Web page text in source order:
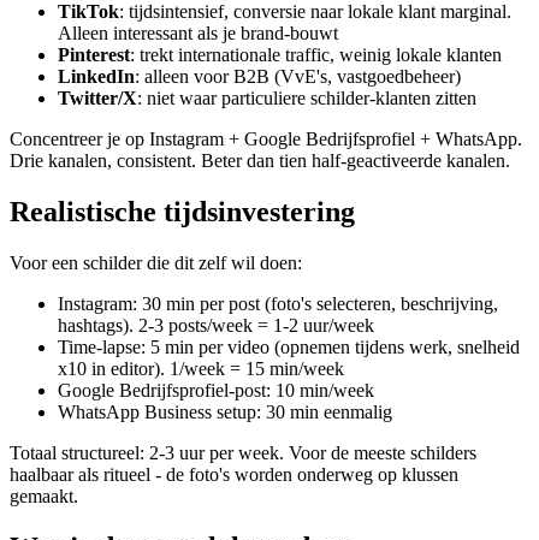
TikTok: tijdsintensief, conversie naar lokale klant marginal.
Alleen interessant als je brand-bouwt
Pinterest: trekt internationale traffic, weinig lokale klanten
LinkedIn: alleen voor B2B (VvE's, vastgoedbeheer)
Twitter/X: niet waar particuliere schilder-klanten zitten
Concentreer je op Instagram + Google Bedrijfsprofiel + WhatsApp.
Drie kanalen, consistent. Beter dan tien half-geactiveerde kanalen.
Realistische tijdsinvestering
Voor een schilder die dit zelf wil doen:
Instagram: 30 min per post (foto's selecteren, beschrijving,
hashtags). 2-3 posts/week = 1-2 uur/week
Time-lapse: 5 min per video (opnemen tijdens werk, snelheid
x10 in editor). 1/week = 15 min/week
Google Bedrijfsprofiel-post: 10 min/week
WhatsApp Business setup: 30 min eenmalig
Totaal structureel: 2-3 uur per week. Voor de meeste schilders
haalbaar als ritueel - de foto's worden onderweg op klussen
gemaakt.